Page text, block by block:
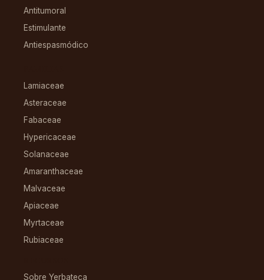
Antitumoral
Estimulante
Antiespasmódico
Lamiaceae
Asteraceae
Fabaceae
Hypericaceae
Solanaceae
Amaranthaceae
Malvaceae
Apiaceae
Myrtaceae
Rubiaceae
Sobre Yerbateca